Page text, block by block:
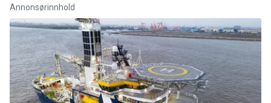
Annonsørinnhold